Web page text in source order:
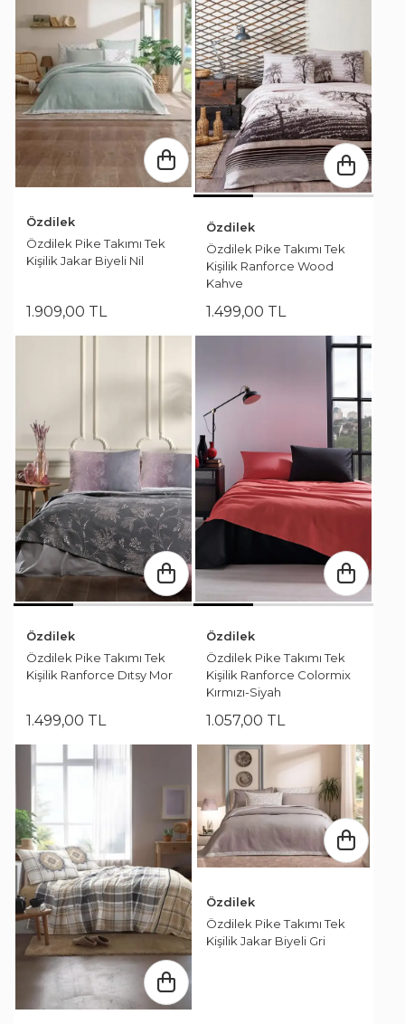
Özdilek
Özdilek Pike Takımı Tek
Kişilik Jakar Biyeli Nil
1.909,00 TL
Özdilek
Özdilek Pike Takımı Tek
Kişilik Ranforce Wood
Kahve
1.499,00 TL
Özdilek
Özdilek Pike Takımı Tek
Kişilik Ranforce Dıtsy Mor
1.499,00 TL
Özdilek
Özdilek Pike Takımı Tek
Kişilik Ranforce Colormix
Kırmızı-Siyah
1.057,00 TL
Özdilek
Özdilek Pike Takımı Tek
Kişilik Jakar Biyeli Gri